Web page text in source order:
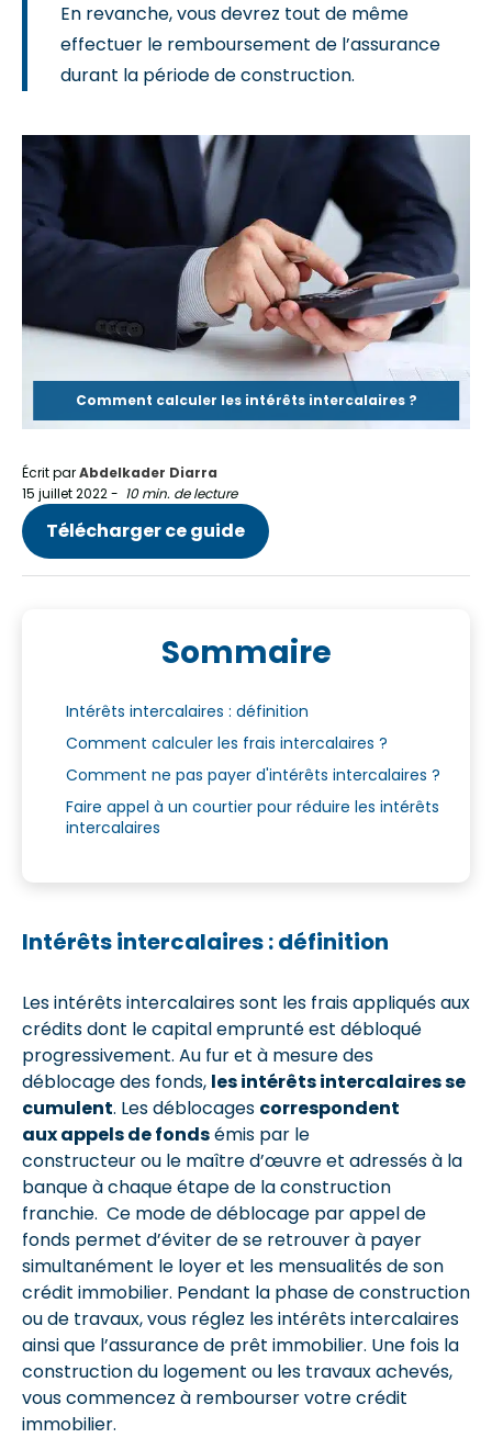
En revanche, vous devrez tout de même
effectuer le remboursement de l’assurance
durant la période de construction.
Comment calculer les intérêts intercalaires ?
Écrit parAbdelkader Diarra
15 juillet 2022- 10 min. de lecture
Télécharger ce guide
Sommaire
Intérêts intercalaires : définition
Comment calculer les frais intercalaires ?
Comment ne pas payer d'intérêts intercalaires ?
Faire appel à un courtier pour réduire les intérêts
intercalaires
Intérêts intercalaires : définition
Les intérêts intercalaires sont les frais appliqués aux
crédits dont le capital emprunté est débloqué
progressivement. Au fur et à mesure des
déblocage des fonds, les intérêts intercalaires se
cumulent. Les déblocages correspondent
auxappels de fondsémis par le
constructeur ou le maître d’œuvre et adressés à la
banque à chaque étape de la construction
franchie. Ce mode de déblocage par appel de
fonds permet d’éviter de se retrouver à payer
simultanément le loyer et les mensualités de son
crédit immobilier. Pendant la phase de construction
ou de travaux, vous réglez les intérêts intercalaires
ainsi que l’assurance de prêt immobilier. Une fois la
construction du logement ou les travaux achevés,
vous commencez à rembourser votre crédit
immobilier.